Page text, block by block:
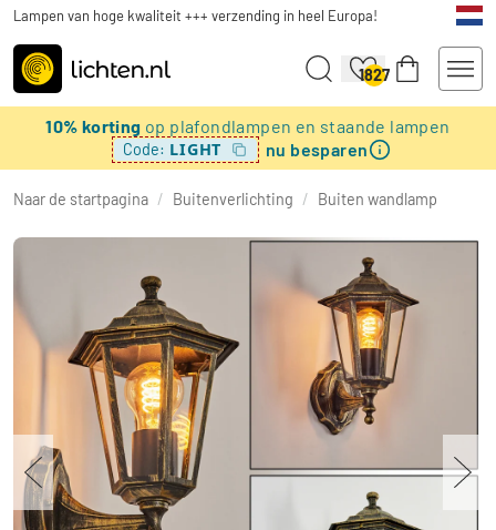
Lampen van hoge kwaliteit +++ verzending in heel Europa!
1827
10% korting op plafondlampen en staande lampen
Code: LIGHT nu besparen
Naar de startpagina / Buitenverlichting / Buiten wandlamp